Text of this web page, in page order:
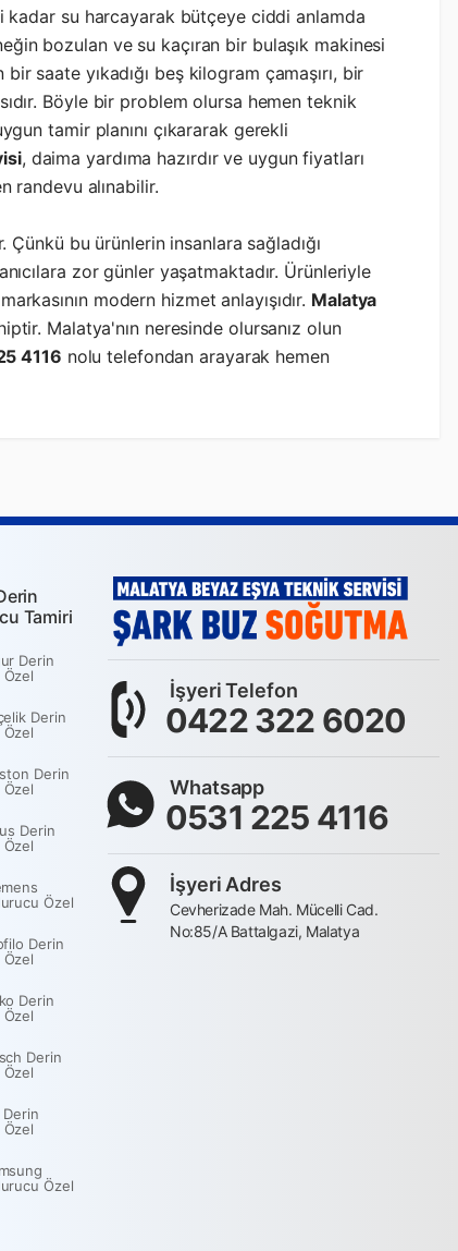
kadar su harcayarak bütçeye ciddi anlamda
bozulan ve su kaçıran bir bulaşık makinesi
saate yıkadığı beş kilogram çamaşırı, bir
Böyle bir problem olursa hemen teknik
tamir planını çıkararak gerekli
, daima yardıma hazırdır ve uygun fiyatları
randevu alınabilir.
bu ürünlerin insanlara sağladığı
zor günler yaşatmaktadır. Ürünleriyle
modern hizmet anlayışıdır. Malatya
Malatya'nın neresinde olursanız olun
4116 nolu telefondan arayarak hemen
Tamiri
Derin
Derin
Derin
Derin
Özel
Derin
Derin
Derin
Derin
Özel
İşyeri Telefon
0422 322 6020
Whatsapp
0531 225 4116
İşyeri Adres
Cevherizade Mah. Mücelli Cad.
No:85/A Battalgazi, Malatya